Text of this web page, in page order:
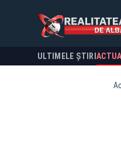
ULTIMELE ȘTIRI